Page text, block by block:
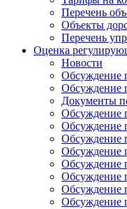
Перечень
Объекты
Перечень
Оценка
Новости
Обсуждение
Обсуждение
Документы
Обсуждение
Обсуждение
Обсуждение
Обсуждение
Обсуждение
Обсуждение
Обсуждение
Обсуждение